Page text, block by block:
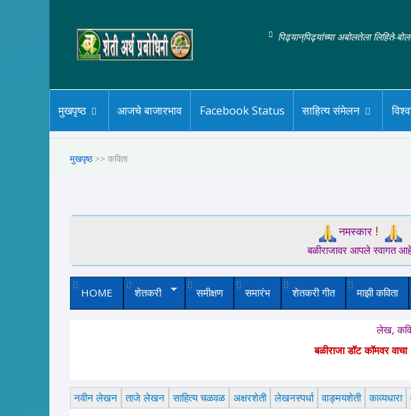
पिढ्यान्‌पिढ्यांच्या अबोलतेला लिहिते-
मुखपृष्ठ आजचे बाजारभाव Facebook Status साहित्य संमेलन
मुखपृष्ठ >> कविता
नमस्कार!
बळीराजावर आपले स्वागत
HOME शेतकरी समीक्षण समारंभ शेतकरी गीत माझी कविता
लेख, कविता, गझल
बळीराजा डॉट कॉमवर वाचा
नवीन लेखन ताजे लेखन साहित्य चळवळ अक्षरशेती लेखनस्पर्धा वाङ्मयशेती काव्यधारा